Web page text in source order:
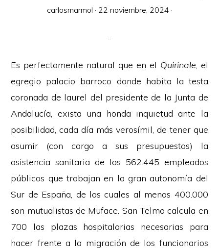
carlosmarmol · 22 noviembre, 2024 ·
Es perfectamente natural que en el Quirinale, el
egregio palacio barroco donde habita la testa
coronada de laurel del presidente de la Junta de
Andalucía, exista una honda inquietud ante la
posibilidad, cada día más verosímil, de tener que
asumir (con cargo a sus presupuestos) la
asistencia sanitaria de los 562.445 empleados
públicos que trabajan en la gran autonomía del
Sur de España, de los cuales al menos 400.000
son mutualistas de Muface. San Telmo calcula en
700 las plazas hospitalarias necesarias para
hacer frente a la migración de los funcionarios